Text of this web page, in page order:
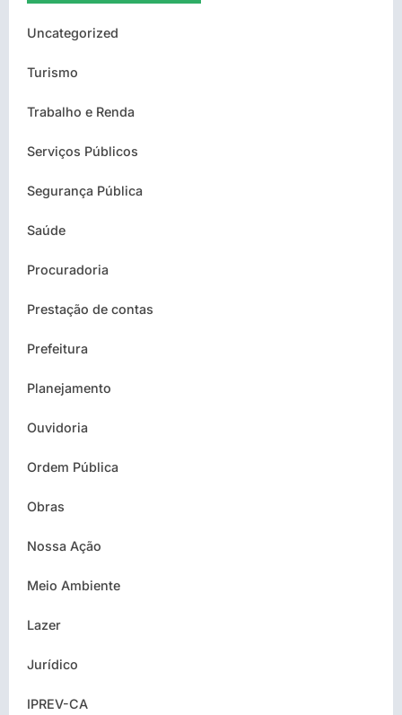
Uncategorized
Turismo
Trabalho e Renda
Serviços Públicos
Segurança Pública
Saúde
Procuradoria
Prestação de contas
Prefeitura
Planejamento
Ouvidoria
Ordem Pública
Obras
Nossa Ação
Meio Ambiente
Lazer
Jurídico
IPREV-CA